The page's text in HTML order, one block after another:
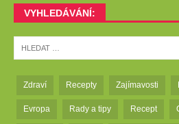
VYHLEDÁVÁNÍ:
Zdraví Recepty Zajímavosti
Evropa Rady a tipy Recept